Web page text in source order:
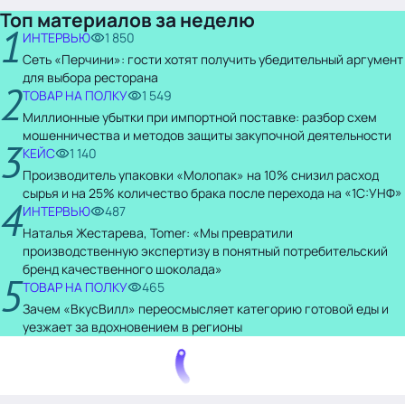
Топ материалов за неделю
1 ИНТЕРВЬЮ
1 850
Сеть «Перчини»: гости хотят получить убедительный аргумент
для выбора ресторана
2ТОВАР НА ПОЛКУ
1 549
Миллионные убытки при импортной поставке: разбор схем
мошенничества и методов защиты закупочной деятельности
3КЕЙС
1 140
Производитель упаковки «Молопак» на 10% снизил расход
сырья и на 25% количество брака после перехода на «1С:УНФ»
4ИНТЕРВЬЮ
487
Наталья Жестарева, Tomer: «Мы превратили
производственную экспертизу в понятный потребительский
бренд качественного шоколада»
5ТОВАР НА ПОЛКУ
465
Зачем «ВкусВилл» переосмысляет категорию готовой еды и
уезжает за вдохновением в регионы